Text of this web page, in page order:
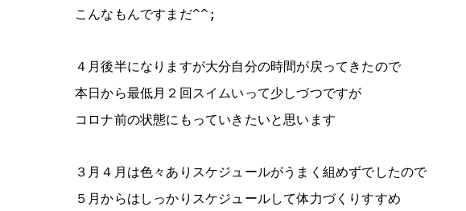
こんなもんですまだ^^;
４月後半になりますが大分自分の時間が戻ってきたので
本日から最低月２回スイムいって少しづつですが
コロナ前の状態にもっていきたいと思います
３月４月は色々ありスケジュールがうまく組めずでしたので
５月からはしっかりスケジュールして体力づくりすすめ